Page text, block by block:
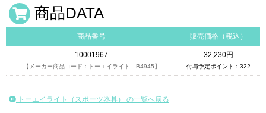
商品DATA
商品番号 販売価格（税込）
10001967
【メーカー商品コード：トーエイライト B4945】
32,230円
付与予定ポイント：322
トーエイライト（スポーツ器具） の一覧へ戻る